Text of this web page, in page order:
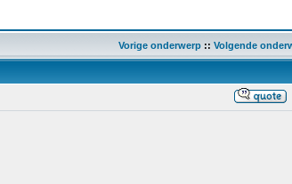
Vorige onderwerp :: Volgende